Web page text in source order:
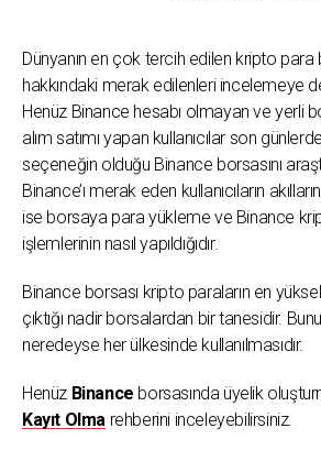
Dünyanın en çok tercih edilen kripto para
hakkındaki merak edilenleri incelemeye
Henüz Binance hesabı olmayan ve yerli
alım satımı yapan kullanıcılar son
seçeneğin olduğu Binance borsasını
Binance’ı merak eden kullanıcıların
ise borsaya para yükleme ve Binance
işlemlerinin nasıl yapıldığıdır.
Binance borsası kripto paraların en
çıktığı nadir borsalardan bir tanesidir.
neredeyse her ülkesinde kullanılmasıdır.
Henüz Binance borsasında üyelik
Kayıt Olma rehberini inceleyebilirsiniz.